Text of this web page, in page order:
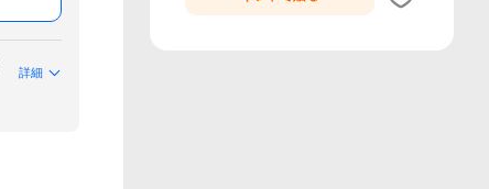
詳細